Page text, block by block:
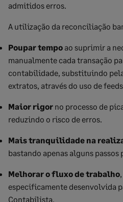
admitidos erros.
A utilização da reconciliação
Poupar tempo ao suprimir a
manualmente cada transação
contabilidade, substituindo
extratos, através do uso de
Maior rigor no processo de
reduzindo o risco de erros.​
Mais tranquilidade na
bastando apenas alguns passos
Melhorar o fluxo de trabalho
especificamente desenvolvida
Contabilista.